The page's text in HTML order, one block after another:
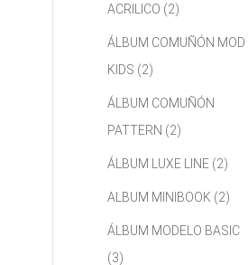
ACRILICO (2)
ÁLBUM COMUÑÓN MOD
KIDS (2)
ÁLBUM COMUÑÓN
PATTERN (2)
ÁLBUM LUXE LINE (2)
ALBUM MINIBOOK (2)
ÁLBUM MODELO BASIC
(3)